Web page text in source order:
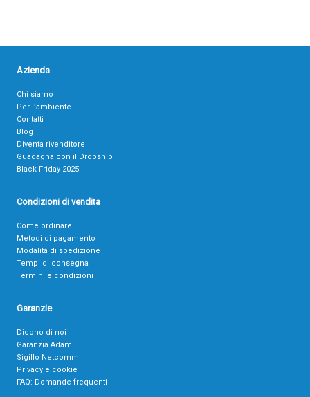
Azienda
Chi siamo
Per l’ambiente
Contatti
Blog
Diventa rivenditore
Guadagna con il Dropship
Black Friday 2025
Condizioni di vendita
Come ordinare
Metodi di pagamento
Modalità di spedizione
Tempi di consegna
Termini e condizioni
Garanzie
Dicono di noi
Garanzia Adam
Sigillo Netcomm
Privacy e cookie
FAQ: Domande frequenti